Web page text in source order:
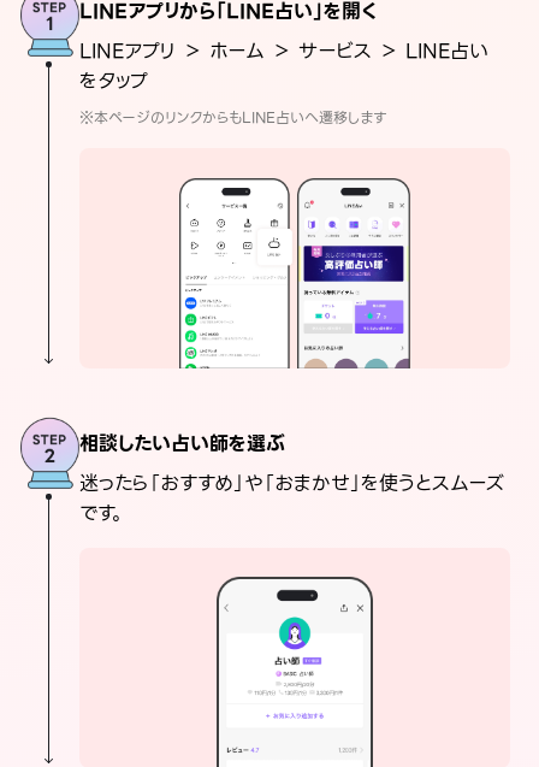
LINEアプリから「LINE占い」を開く
LINEアプリ ＞ ホーム ＞ サービス ＞ LINE占い
をタップ
※本ページのリンクからもLINE占いへ遷移します
相談したい占い師を選ぶ
迷ったら「おすすめ」や「おまかせ」を使うとスムーズ
です。